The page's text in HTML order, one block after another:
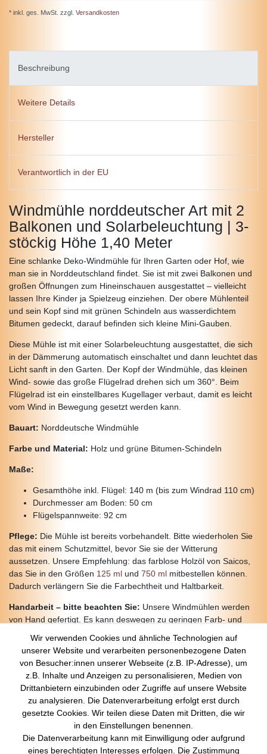
* inkl. ges. MwSt. zzgl. Versandkosten
Beschreibung
Weitere Details
Hersteller
Verantwortlich in der EU
Windmühle norddeutscher Art mit 2
Balkonen und Solarbeleuchtung | 3-
stöckig Höhe 1,40 Meter
Eine schlanke Deko-Windmühle für Ihren Garten oder Hof, wie
man sie in Norddeutschland findet. Sie ist mit zwei Balkonen und
großen Öffnungen zum Hineinschauen ausgestattet – vielleicht
lassen Ihre Kinder ja Spielzeug einziehen. Der obere Mühlenteil
und sein Kopf sind mit grünen Schindeln aus wasserdichtem
Bitumen gedeckt, darauf befinden sich kleine Mini-Gauben.
Diese Mühle ist mit einer Solarbeleuchtung ausgestattet, die sich
in der Dämmerung automatisch einschaltet und dann leuchtet das
Licht sanft in den Garten. Der Kopf der Windmühle, das kleinen
Wind- sowie das große Flügelrad drehen sich um 360°. Beim
Flügelrad ist ein einstellbares Kugellager verbaut, damit es leicht
vom Wind in Bewegung gesetzt werden kann.
Bauart: Norddeutsche Windmühle
Farbe und Material: Holz und grüne Bitumen-Schindeln
Maße:
Gesamthöhe inkl. Flügel: 140 m (bis zum Windrad 110 cm)
Durchmesser am Boden: 50 cm
Flügelspannweite: 92 cm
Pflege: Die Mühle ist bereits vorbehandelt. Bitte wiederholen Sie
das mit einem Schutzmittel, bevor Sie sie der Witterung
aussetzen. Unsere Empfehlung: das farblose Holzöl von Saicos,
das Sie in den Größen 125 ml und 750 ml mitbestellen können.
Dadurch verlängern Sie die Farbechtheit und Haltbarkeit.
Handarbeit – bitte beachten Sie: Unsere Windmühlen werden
von Hand gefertigt. Es kann deswegen zu geringen Farb- und
Über Uns
Startseite
Versandkosten
Zahlungsarten
Kontakt
Wir verwenden Cookies und ähnliche Technologien auf
unserer Website und verarbeiten personenbezogene Daten
von Besucher:innen unserer Webseite (z.B. IP-Adresse), um
z.B. Inhalte und Anzeigen zu personalisieren, Medien von
Drittanbietern einzubinden oder Zugriffe auf unsere Website
zu analysieren. Die Datenverarbeitung erfolgt erst durch
gesetzte Cookies. Wir teilen diese Daten mit Dritten, die wir
in den Einstellungen benennen.
Die Datenverarbeitung kann mit Einwilligung oder aufgrund
eines berechtigten Interesses erfolgen. Die Zustimmung